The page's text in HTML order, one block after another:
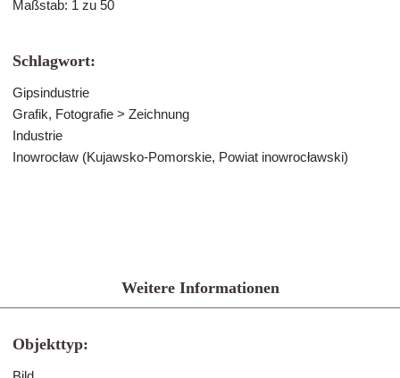
Maßstab: 1 zu 50
Schlagwort:
Gipsindustrie
Grafik, Fotografie > Zeichnung
Industrie
Inowrocław (Kujawsko-Pomorskie, Powiat inowrocławski)
Weitere Informationen
Objekttyp: